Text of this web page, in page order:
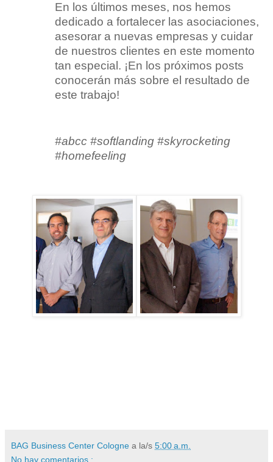
En los últimos meses, nos hemos
dedicado a fortalecer las asociaciones,
asesorar a nuevas empresas y cuidar
de nuestros clientes en este momento
tan especial. ¡En los próximos posts
conocerán más sobre el resultado de
este trabajo!
#abcc #softlanding #skyrocketing
#homefeeling
BAG Business Center Cologne a la/s 5:00 a.m.
No hay comentarios.: